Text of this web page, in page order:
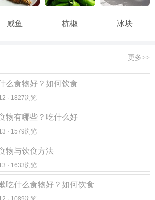
咸鱼 杭椒 冰块
更多>>
么食物好？如何饮食
· 1827浏览
物有哪些？吃什么好
· 1579浏览
物与饮食方法
· 1633浏览
吃什么食物好？如何饮食